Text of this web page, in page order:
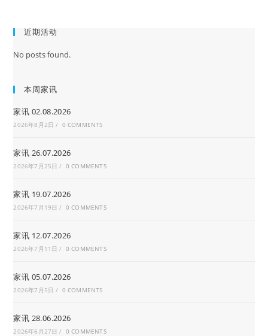
近期活动
No posts found.
本周家讯
家讯 02.08.2026
2026年8月2日 / 0 COMMENTS
家讯 26.07.2026
2026年7月25日 / 0 COMMENTS
家讯 19.07.2026
2026年7月19日 / 0 COMMENTS
家讯 12.07.2026
2026年7月11日 / 0 COMMENTS
家讯 05.07.2026
2026年7月5日 / 0 COMMENTS
家讯 28.06.2026
2026年6月27日 / 0 COMMENTS